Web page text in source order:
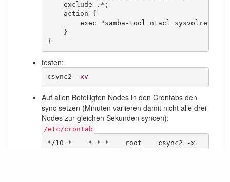
    exclude .*;
    action {
        exec "samba-tool ntacl sysvolreset";
    }
}
testen:
csync2 -xv
Auf allen Beteiligten Nodes in den Crontabs den
sync setzen (Minuten variieren damit nicht alle drei
Nodes zur gleichen Sekunden syncen):
/etc/crontab
*/10 *    * * *    root    csync2 -x